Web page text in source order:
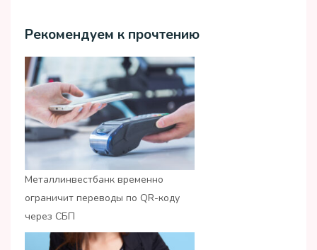
Рекомендуем к прочтению
Металлинвестбанк временно
ограничит переводы по QR-коду
через СБП